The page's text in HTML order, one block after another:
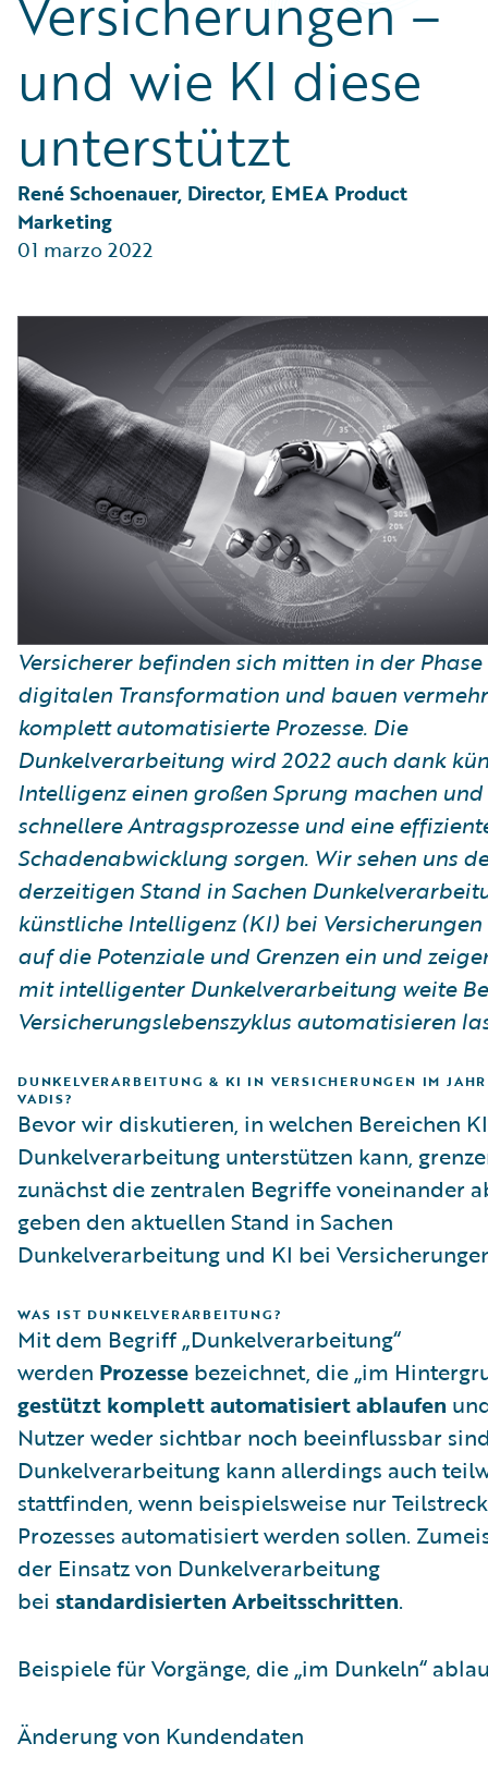
Partner Perspective
Technology
und wie KI diese
unterstützt
René Schoenauer, Director, EMEA Product
Marketing
01 marzo 2022
Versicherer befinden sich mitten in der
digitalen Transformation und bauen
komplett automatisierte Prozesse. Die
Dunkelverarbeitung wird 2022 auch dank
Intelligenz einen großen Sprung machen
schnellere Antragsprozesse und eine
Schadenabwicklung sorgen. Wir sehen uns
derzeitigen Stand in Sachen
künstliche Intelligenz (KI) bei Versicherungen
auf die Potenziale und Grenzen ein und
mit intelligenter Dunkelverarbeitung weite
Versicherungslebenszyklus automatisieren
DUNKELVERARBEITUNG & KI IN VERSICHERUNGEN IM
VADIS?
Bevor wir diskutieren, in welchen Bereichen KI
Dunkelverarbeitung unterstützen kann,
zunächst die zentralen Begriffe voneinander
geben den aktuellen Stand in Sachen
Dunkelverarbeitung und KI bei
WAS IST DUNKELVERARBEITUNG?
Mit dem Begriff „Dunkelverarbeitung“
werden Prozesse bezeichnet, die „im
gestützt komplett automatisiert ablaufen
Nutzer weder sichtbar noch beeinflussbar
Dunkelverarbeitung kann allerdings auch
stattfinden, wenn beispielsweise nur
Prozesses automatisiert werden sollen.
der Einsatz von Dunkelverarbeitung
bei standardisierten Arbeitsschritten.
Beispiele für Vorgänge, die „im Dunkeln“
Änderung von Kundendaten